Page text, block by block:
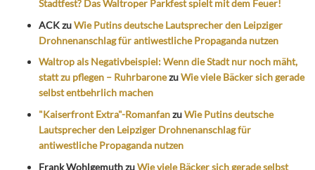
Stadtfest? Das Waltroper Parkfest spielt mit dem Feuer!
ACKzuWie Putins deutsche Lautsprecher den Leipziger
Drohnenanschlag für antiwestliche Propaganda nutzen
Waltrop als Negativbeispiel: Wenn die Stadt nur noch mäht,
statt zu pflegen – RuhrbaronezuWie viele Bäcker sich gerade
selbst entbehrlich machen
"Kaiserfront Extra"-RomanfanzuWie Putins deutsche
Lautsprecher den Leipziger Drohnenanschlag für
antiwestliche Propaganda nutzen
Frank WohlgemuthzuWie viele Bäcker sich gerade selbst